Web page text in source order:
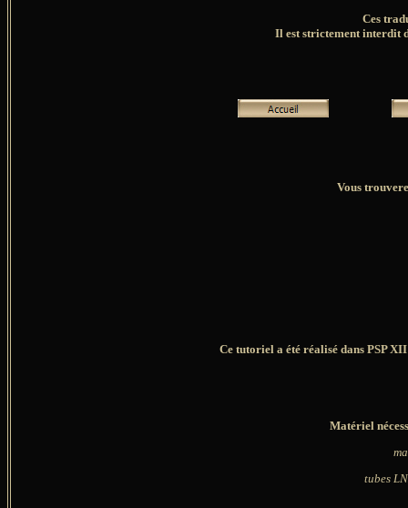
Ces
Il est strictement interdit
Vous
Ce tutoriel a été réalisé dans PSP
Matériel
tubes